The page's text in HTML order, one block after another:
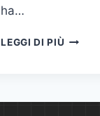
ha…
LEGGI DI PIÙ